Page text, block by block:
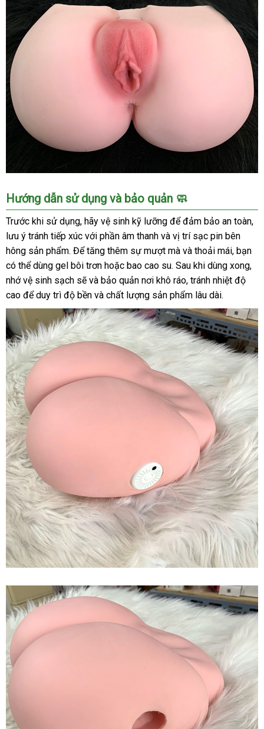
Đặc
Biệt
Hút
Hàng
Vòng
3
Silicone
Tự
Nhiên
Khuyến
Mãi
Đặc
Biệt
Hút
Hàng
Hướng dẫn sử dụng và bảo quản 🧼
Trước khi sử dụng, hãy vệ sinh kỹ lưỡng để đảm bảo an toàn,
lưu ý tránh tiếp xúc với phần âm thanh và vị trí sạc pin bên
hông sản phẩm. Để tăng thêm sự mượt mà và thoải mái, bạn
có thể dùng gel bôi trơn hoặc bao cao su. Sau khi dùng xong,
nhớ vệ sinh sạch sẽ và bảo quản nơi khô ráo, tránh nhiệt độ
cao để duy trì độ bền và chất lượng sản phẩm lâu dài.
Vòng
Silicone
Tự
Nhiên
Khuyến
Mãi
Hàng